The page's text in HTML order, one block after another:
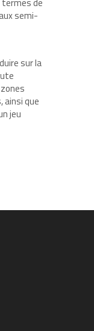
de
semi-
sur la
ainsi que
jeu